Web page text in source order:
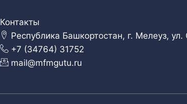
Контакты
Республика Башкортостан, г. Мелеуз,
+7 (34764) 31752
mail@mfmgutu.ru